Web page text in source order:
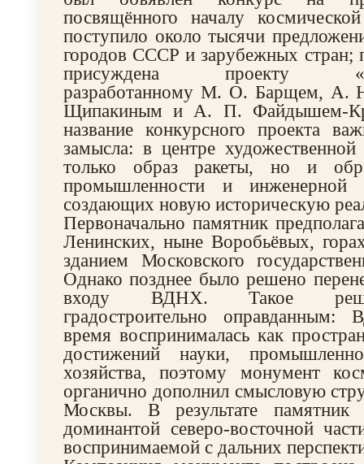
посвящённого началу
поступило около тысячи
городов СССР и зарубежных стран;
присуждена проекту
разработанному М. О. Барщем,
Щипакиным и А. П. Файдышем-
название конкурсного проекта
замысла: в центре
только образ ракеты, но и
промышленности и инженерной
создающих новую историческую
Первоначально памятник
Ленинских, ныне Воробьёвых,
зданием Московского
Однако позднее было решено
входу ВДНХ. Такое
градостроительно
время воспринималась как
достижений науки,
хозяйства, поэтому монумент
органично дополнил смысловую
Москвы. В результате памятник
доминантой северо-восточной
воспринимаемой с дальних